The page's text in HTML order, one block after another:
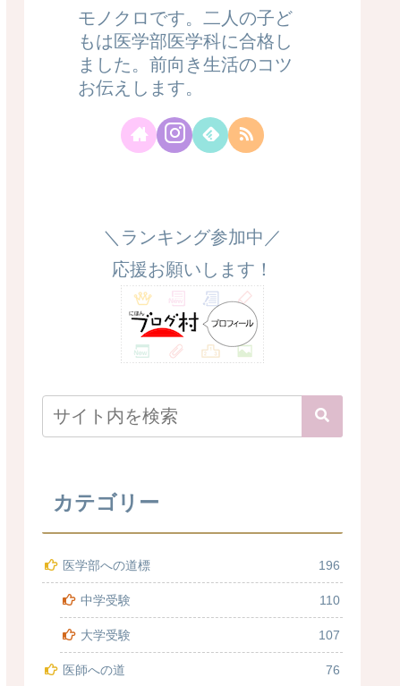
モノクロです。二人の子ど
もは医学部医学科に合格し
ました。前向き生活のコツ
お伝えします。
＼ランキング参加中／
応援お願いします！
カテゴリー
医学部への道標 196
中学受験 110
大学受験 107
医師への道 76